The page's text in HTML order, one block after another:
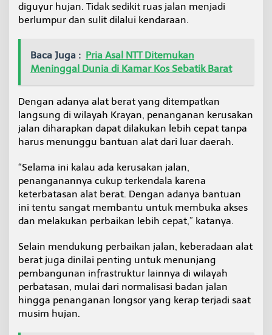
a
y
diguyur hujan. Tidak sedikit ruas jalan menjadi
berlumpur dan sulit dilalui kendaraan.
Baca Juga : Pria Asal NTT Ditemukan
Meninggal Dunia di Kamar Kos Sebatik Barat
Dengan adanya alat berat yang ditempatkan
langsung di wilayah Krayan, penanganan kerusakan
jalan diharapkan dapat dilakukan lebih cepat tanpa
harus menunggu bantuan alat dari luar daerah.
“Selama ini kalau ada kerusakan jalan,
penanganannya cukup terkendala karena
keterbatasan alat berat. Dengan adanya bantuan
ini tentu sangat membantu untuk membuka akses
dan melakukan perbaikan lebih cepat,” katanya.
Selain mendukung perbaikan jalan, keberadaan alat
berat juga dinilai penting untuk menunjang
pembangunan infrastruktur lainnya di wilayah
perbatasan, mulai dari normalisasi badan jalan
hingga penanganan longsor yang kerap terjadi saat
musim hujan.